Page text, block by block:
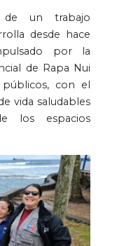
de un trabajo
desde hace
por la
de Rapa Nui
con el
vida saludables
los espacios